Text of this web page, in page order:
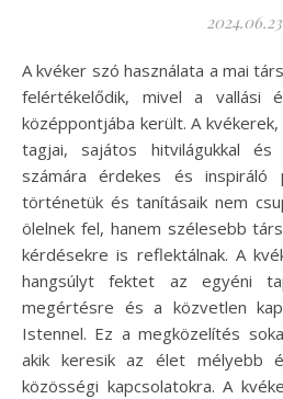
A kvéker szó használata a mai társadalomban egyre inkább
felértékelődik, mivel a vallási
középpontjába került. A
tagjai, sajátos hitvilágukkal és
számára érdekes és inspiráló
történetük és tanításaik nem
ölelnek fel, hanem szélesebb
kérdésekre is reflektálnak. A
hangsúlyt fektet az egyéni
megértésre és a közvetlen
Istennel. Ez a megközelítés
akik keresik az élet mélyebb
közösségi kapcsolatokra. A